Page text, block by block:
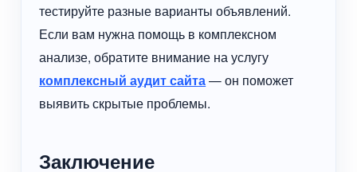
тестируйте разные варианты объявлений.
Если вам нужна помощь в комплексном
анализе, обратите внимание на услугу
комплексный аудит сайта— он поможет
выявить скрытые проблемы.
Заключение